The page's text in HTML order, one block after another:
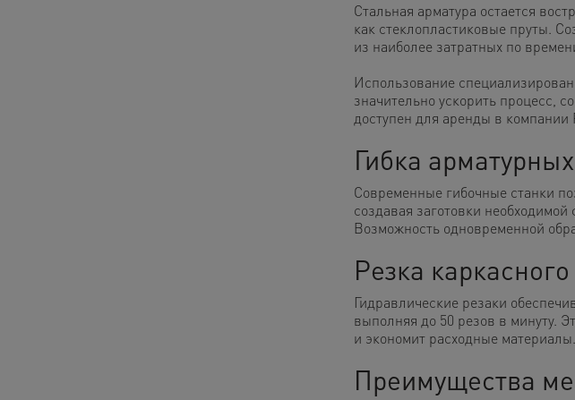
Стальная арматура остается
как стеклопластиковые пруты.
из наиболее затратных по
Использование
значительно ускорить процесс,
доступен для аренды в компании
Гибка
Современные гибочные станки
создавая заготовки
Возможность одновременной
Резка каркасного
Гидравлические резаки
выполняя до 50 резов в минуту.
и экономит расходные материалы.
Преимущества